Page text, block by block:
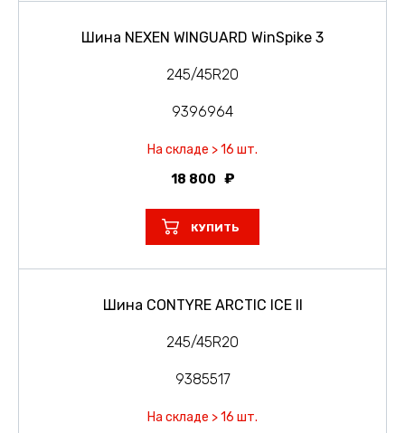
Шина NEXEN WINGUARD WinSpike 3
245/45R20
9396964
На складе > 16 шт.
18 800
КУПИТЬ
Шина CONTYRE ARCTIC ICE II
245/45R20
9385517
На складе > 16 шт.